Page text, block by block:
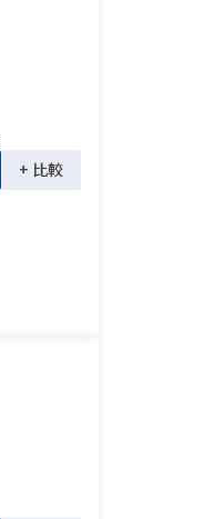
+ 比較